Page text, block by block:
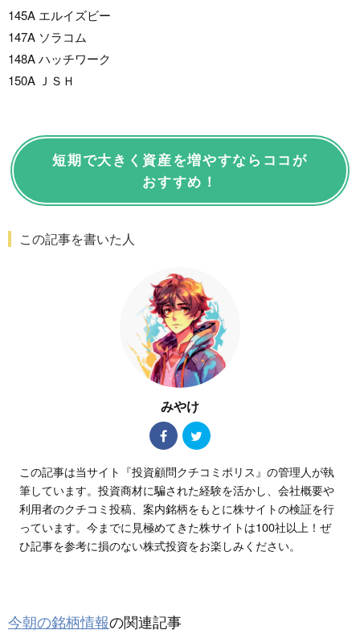
145A エルイズビー
147A ソラコム
148A ハッチワーク
150A ＪＳＨ
短期で大きく資産を増やすならココが
おすすめ！
この記事を書いた人
みやけ
この記事は当サイト『投資顧問クチコミポリス』の管理人が執
筆しています。投資商材に騙された経験を活かし、会社概要や
利用者のクチコミ投稿、案内銘柄をもとに株サイトの検証を行
っています。今までに見極めてきた株サイトは100社以上！ぜ
ひ記事を参考に損のない株式投資をお楽しみください。
今朝の銘柄情報の関連記事